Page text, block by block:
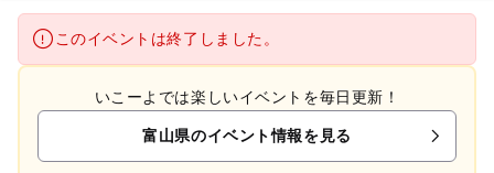
このイベントは終了しました。
いこーよでは楽しいイベントを毎日更新！
富山県のイベント情報を見る